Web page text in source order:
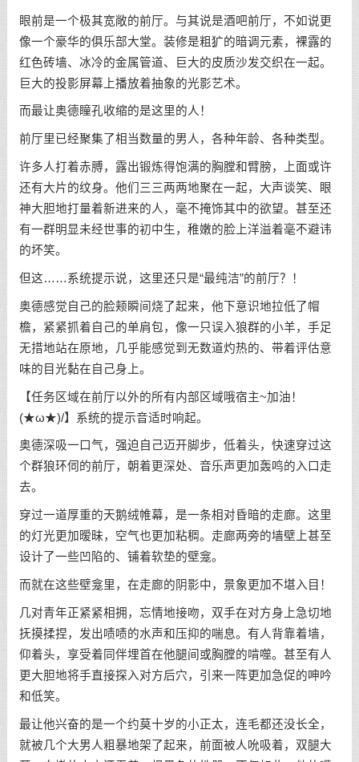
眼前是一个极其宽敞的前厅。与其说是酒吧前厅，不如说更
像一个豪华的俱乐部大堂。装修是粗犷的暗调元素，裸露的
红色砖墙、冰冷的金属管道、巨大的皮质沙发交织在一起。
巨大的投影屏幕上播放着抽象的光影艺术。
而最让奥德瞳孔收缩的是这里的人！
前厅里已经聚集了相当数量的男人，各种年龄、各种类型。
许多人打着赤膊，露出锻炼得饱满的胸膛和臂膀，上面或许
还有大片的纹身。他们三三两两地聚在一起，大声谈笑、眼
神大胆地打量着新进来的人，毫不掩饰其中的欲望。甚至还
有一群明显未经世事的初中生，稚嫩的脸上洋溢着毫不避讳
的坏笑。
但这……系统提示说，这里还只是“最纯洁”的前厅？！
奥德感觉自己的脸颊瞬间烧了起来，他下意识地拉低了帽
檐，紧紧抓着自己的单肩包，像一只误入狼群的小羊，手足
无措地站在原地，几乎能感觉到无数道灼热的、带着评估意
味的目光黏在自己身上。
【任务区域在前厅以外的所有内部区域哦宿主~加油！
(★ω★)/】系统的提示音适时响起。
奥德深吸一口气，强迫自己迈开脚步，低着头，快速穿过这
个群狼环伺的前厅，朝着更深处、音乐声更加轰鸣的入口走
去。
穿过一道厚重的天鹅绒帷幕，是一条相对昏暗的走廊。这里
的灯光更加暧昧，空气也更加粘稠。走廊两旁的墙壁上甚至
设计了一些凹陷的、铺着软垫的壁龛。
而就在这些壁龛里，在走廊的阴影中，景象更加不堪入目！
几对青年正紧紧相拥，忘情地接吻，双手在对方身上急切地
抚摸揉捏，发出啧啧的水声和压抑的喘息。有人背靠着墙，
仰着头，享受着同伴埋首在他腿间或胸膛的啃噬。甚至有人
更大胆地将手直接探入对方后穴，引来一阵更加急促的呻吟
和低笑。
最让他兴奋的是一个约莫十岁的小正太，连毛都还没长全，
就被几个大男人粗暴地架了起来，前面被人吮吸着，双腿大